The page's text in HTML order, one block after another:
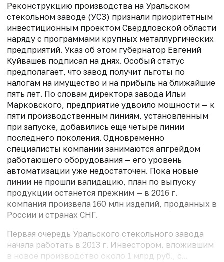
Реконструкцию производства на Уральском
стекольном заводе (УСЗ) признали приоритетным
инвестиционным проектом Свердловской области
наряду с программами крупных металлургических
предприятий. Указ об этом губернатор Евгений
Куйвашев подписал на днях. Особый статус
предполагает, что завод получит льготы по
налогам на имущество и на прибыль на ближайшие
пять лет. По словам директора завода Ильи
Марковского, предприятие удвоило мощности — к
пяти производственным линиям, установленным
при запуске, добавились еще четыре линии
последнего поколения. Одновременно
специалисты компании занимаются апгрейдом
работающего оборудования — его уровень
автоматизации уже недостаточен. Пока новые
линии не прошли валидацию, план по выпуску
продукции останется прежним — в 2016 г.
компания произвела 160 млн изделий, проданных в
России и странах СНГ.
Первая очередь Уральского стекольного завода
начала работать в 2013 г. Инвестором, вложившим
в новое производство около 1 млрд руб., с...